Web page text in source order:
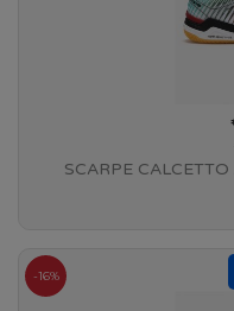
SCARPE
-16%